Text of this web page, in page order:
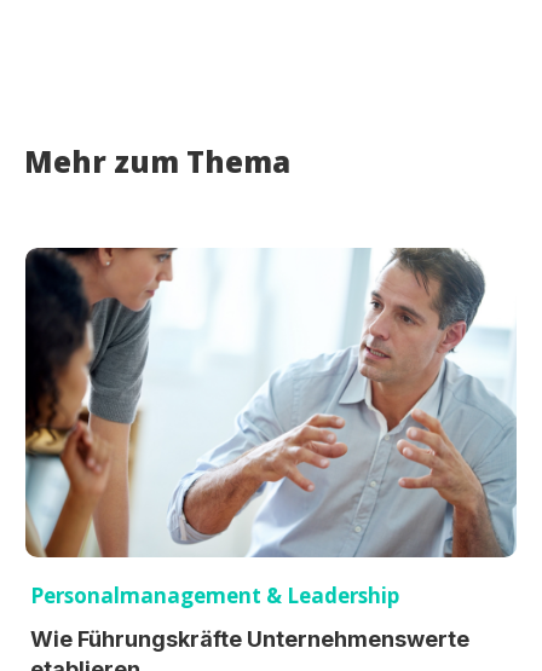
Mehr zum Thema
Personalmanagement & Leadership
Wie Führungskräfte Unternehmenswerte